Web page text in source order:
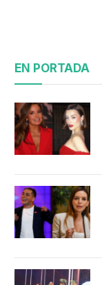
EN PORTADA